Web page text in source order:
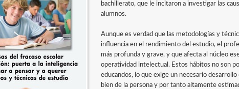
bachillerato, que le incitaron a investigar las
alumnos.
Aunque es verdad que las metodologías y
influencia en el rendimiento del estudio, el
más profunda y grave, y que afecta al núcleo
operatividad intelectual. Estos hábitos no son
educandos, lo que exige un necesario
bien de la persona y por tanto altamente